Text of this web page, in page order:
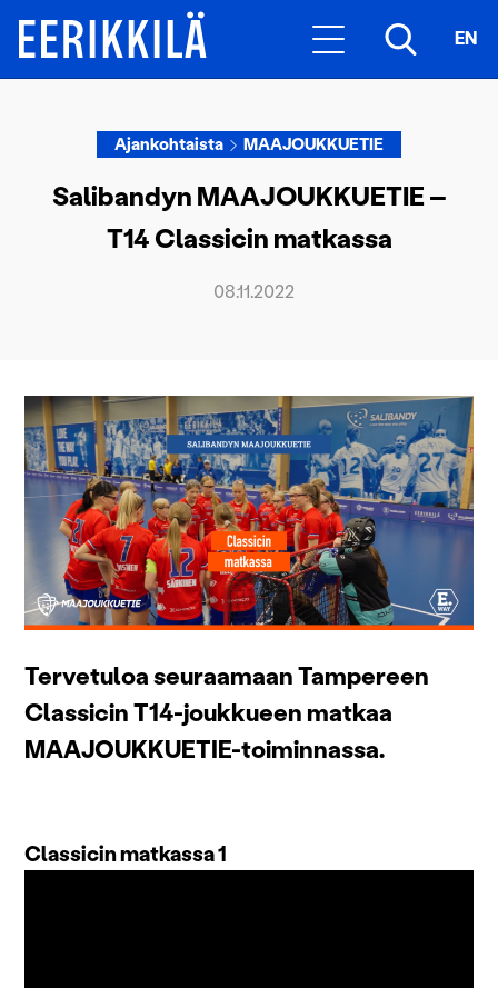
EN
Ajankohtaista MAAJOUKKUETIE
Salibandyn MAAJOUKKUETIE –
T14 Classicin matkassa
08.11.2022
Tervetuloa seuraamaan Tampereen
Classicin T14-joukkueen matkaa
MAAJOUKKUETIE-toiminnassa.
Classicin matkassa 1